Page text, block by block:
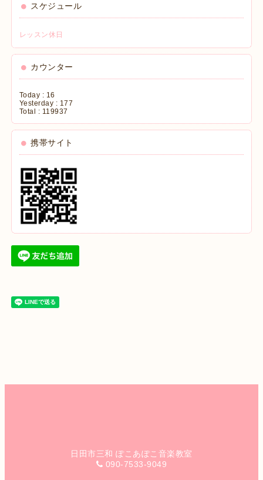
スケジュール
レッスン休日
カウンター
Today : 16
Yesterday : 177
Total : 119937
携帯サイト
日田市三和 ぽこあぽこ音楽教室
090-7533-9049